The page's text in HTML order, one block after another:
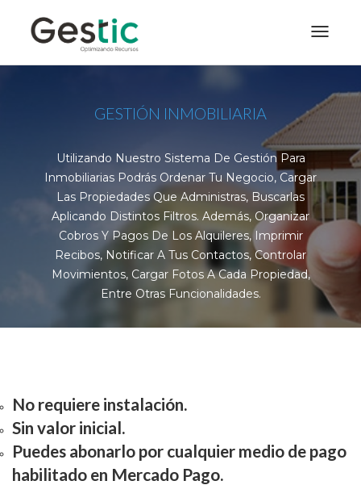
Toggle
GESTIÓN INMOBILIARIA
Utilizando Nuestro Sistema De Gestión Para
Inmobiliarias Podrás Ordenar Tu Negocio, Cargar
Las Propiedades Que Administras, Buscarlas
Aplicando Distintos Filtros. Además, Organizar
Cobros Y Pagos De Los Alquileres, Imprimir
Recibos, Notificar A Tus Contactos, Controlar
Movimientos, Cargar Fotos A Cada Propiedad,
Entre Otras Funcionalidades.
No requiere instalación.
Sin valor inicial.
Puedes abonarlo por cualquier medio de pago
habilitado en Mercado Pago.